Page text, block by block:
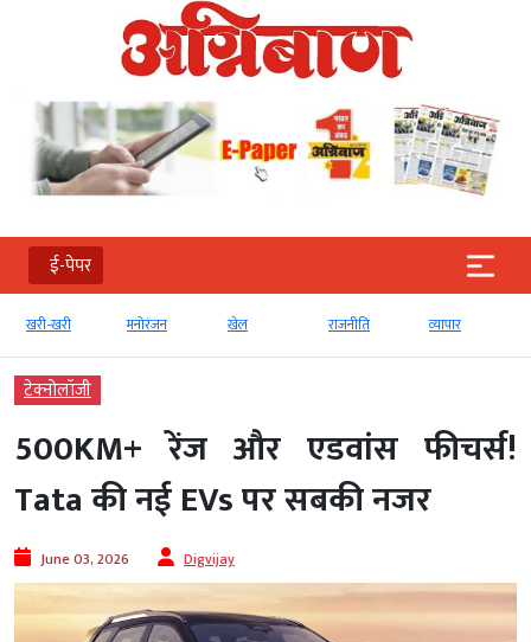
ई-पेपर
खरी-खरी मनोरंजन खेल राजनीति व्‍यापार
टेक्‍नोलॉजी
500KM+ रेंज और एडवांस फीचर्स!
Tata की नई EVs पर सबकी नजर
June 03, 2026 Digvijay